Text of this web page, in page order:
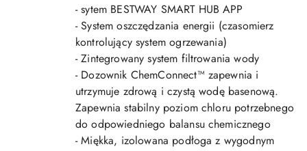
- sytem BESTWAY SMART HUB APP
- System oszczędzania energii (czasomierz
kontrolujący system ogrzewania)
- Zintegrowany system filtrowania wody
- Dozownik ChemConnect™ zapewnia i
utrzymuje zdrową i czystą wodę basenową.
Zapewnia stabilny poziom chloru potrzebnego
do odpowiedniego balansu chemicznego
- Miękka, izolowana podłoga z wygodnym